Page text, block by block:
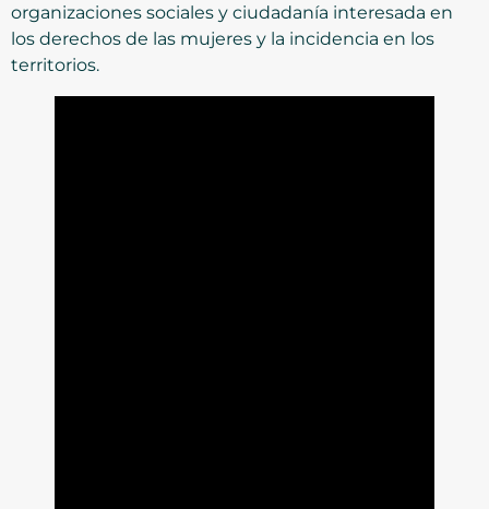
organizaciones sociales y ciudadanía interesada en
los derechos de las mujeres y la incidencia en los
territorios.